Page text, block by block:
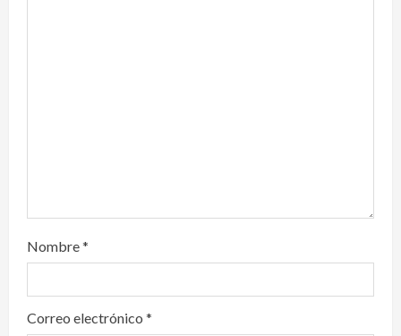
Nombre*
Correo electrónico *